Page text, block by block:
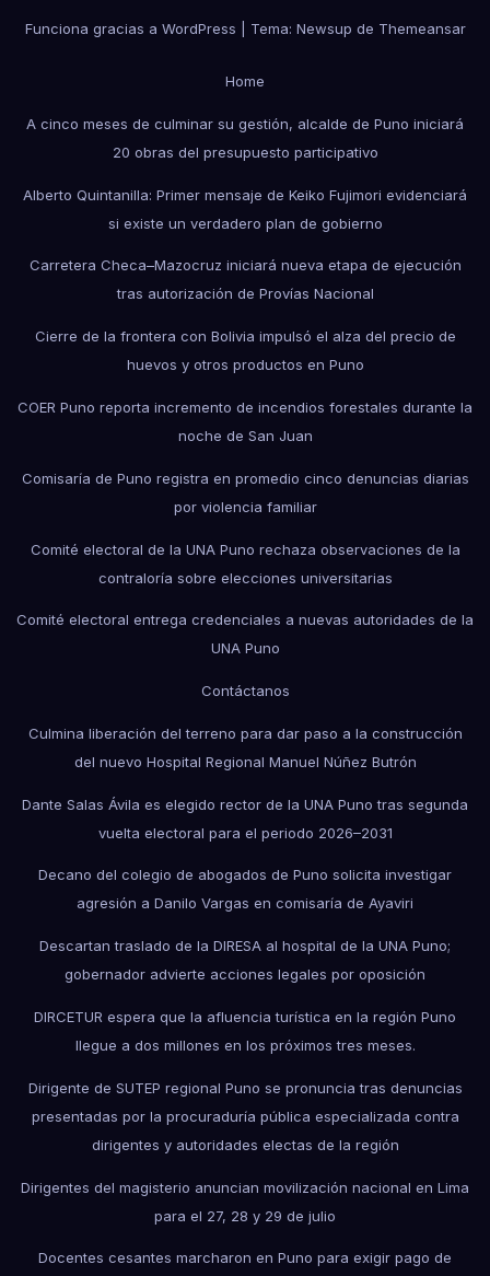
Funciona gracias a WordPress Tema: Newsup de Themeansar
Home
A cinco meses de culminar su gestión, alcalde de Puno iniciará
20 obras del presupuesto participativo
Alberto Quintanilla: Primer mensaje de Keiko Fujimori evidenciará
si existe un verdadero plan de gobierno
Carretera Checa–Mazocruz iniciará nueva etapa de ejecución
tras autorización de Provías Nacional
Cierre de la frontera con Bolivia impulsó el alza del precio de
huevos y otros productos en Puno
COER Puno reporta incremento de incendios forestales durante la
noche de San Juan
Comisaría de Puno registra en promedio cinco denuncias diarias
por violencia familiar
Comité electoral de la UNA Puno rechaza observaciones de la
contraloría sobre elecciones universitarias
Comité electoral entrega credenciales a nuevas autoridades de la
UNA Puno
Contáctanos
Culmina liberación del terreno para dar paso a la construcción
del nuevo Hospital Regional Manuel Núñez Butrón
Dante Salas Ávila es elegido rector de la UNA Puno tras segunda
vuelta electoral para el periodo 2026–2031
Decano del colegio de abogados de Puno solicita investigar
agresión a Danilo Vargas en comisaría de Ayaviri
Descartan traslado de la DIRESA al hospital de la UNA Puno;
gobernador advierte acciones legales por oposición
DIRCETUR espera que la afluencia turística en la región Puno
llegue a dos millones en los próximos tres meses.
Dirigente de SUTEP regional Puno se pronuncia tras denuncias
presentadas por la procuraduría pública especializada contra
dirigentes y autoridades electas de la región
Dirigentes del magisterio anuncian movilización nacional en Lima
para el 27, 28 y 29 de julio
Docentes cesantes marcharon en Puno para exigir pago de